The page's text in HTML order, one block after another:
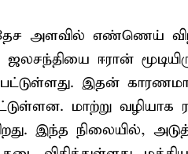
அளவில் எண்ணெய்
ஈரான்
இதன்
மாற்று
இந்த நிலையில்,